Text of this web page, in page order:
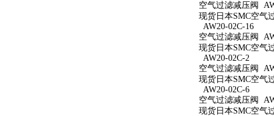
空气过滤减压阀
现货日本SMC空气
AW20-02C-16
空气过滤减压阀
现货日本SMC空气
AW20-02C-2
空气过滤减压阀
现货日本SMC空气
AW20-02C-6
空气过滤减压阀
现货日本SMC空气